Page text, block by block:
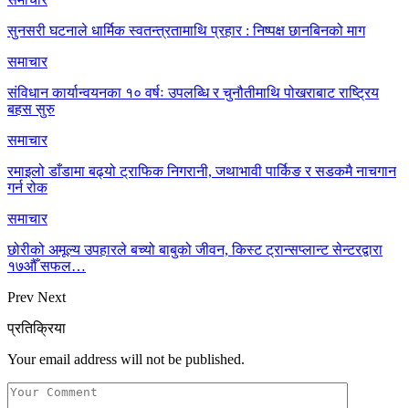
सुनसरी घटनाले धार्मिक स्वतन्त्रतामाथि प्रहार : निष्पक्ष छानबिनको माग
समाचार
संविधान कार्यान्वयनका १० वर्षः उपलब्धि र चुनौतीमाथि पोखराबाट राष्ट्रिय
बहस सुरु
समाचार
रमाइलो डाँडामा बढ्यो ट्राफिक निगरानी, जथाभावी पार्किङ र सडकमै नाचगान
गर्न रोक
समाचार
छोरीको अमूल्य उपहारले बच्यो बाबुको जीवन, किस्ट ट्रान्सप्लान्ट सेन्टरद्वारा
१७औँ सफल…
Prev Next
प्रतिक्रिया
Your email address will not be published.